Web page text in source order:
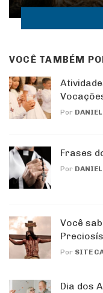
VOCÊ TAMBÉM
Por
Frases
Por
Você
Por SITE
Dia dos